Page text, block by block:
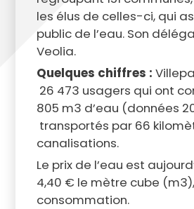
les élus de celles-ci, qui
public de l’eau. Son
Veolia.
Quelques chiffres :
26 473 usagers qui ont
805 m3 d’eau (données
transportés par 66
canalisations.
Le prix de l’eau est
4,40 € le mètre cube
consommation.